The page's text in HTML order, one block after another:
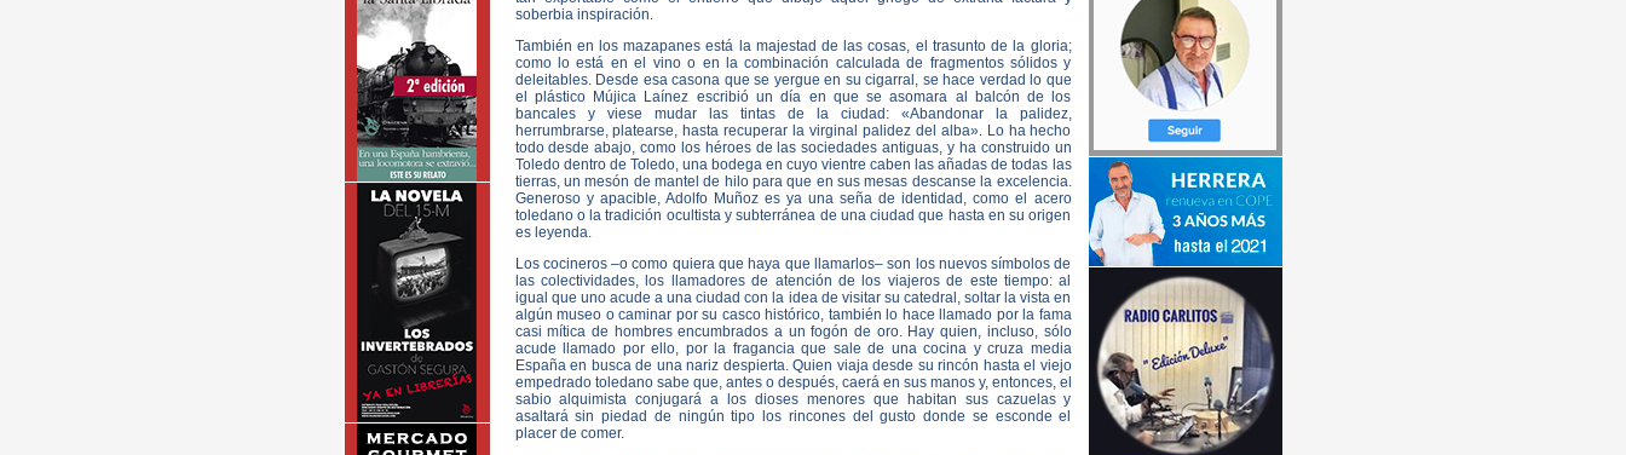
soberbia inspiración.
También en los mazapanes está la majestad de las cosas, el trasunto de la gloria;
como lo está en el vino o en la combinación calculada de fragmentos sólidos y
deleitables. Desde esa casona que se yergue en su cigarral, se hace verdad lo que
el plástico Mújica Laínez escribió un día en que se asomara al balcón de los
bancales y viese mudar las tintas de la ciudad: «Abandonar la palidez,
herrumbrarse, platearse, hasta recuperar la virginal palidez del alba». Lo ha hecho
todo desde abajo, como los héroes de las sociedades antiguas, y ha construido un
Toledo dentro de Toledo, una bodega en cuyo vientre caben las añadas de todas las
tierras, un mesón de mantel de hilo para que en sus mesas descanse la excelencia.
Generoso y apacible, Adolfo Muñoz es ya una seña de identidad, como el acero
toledano o la tradición ocultista y subterránea de una ciudad que hasta en su origen
es leyenda.
Los cocineros –o como quiera que haya que llamarlos– son los nuevos símbolos de
las colectividades, los llamadores de atención de los viajeros de este tiempo: al
igual que uno acude a una ciudad con la idea de visitar su catedral, soltar la vista en
algún museo o caminar por su casco histórico, también lo hace llamado por la fama
casi mítica de hombres encumbrados a un fogón de oro. Hay quien, incluso, sólo
acude llamado por ello, por la fragancia que sale de una cocina y cruza media
España en busca de una nariz despierta. Quien viaja desde su rincón hasta el viejo
empedrado toledano sabe que, antes o después, caerá en sus manos y, entonces, el
sabio alquimista conjugará a los dioses menores que habitan sus cazuelas y
asaltará sin piedad de ningún tipo los rincones del gusto donde se esconde el
placer de comer.